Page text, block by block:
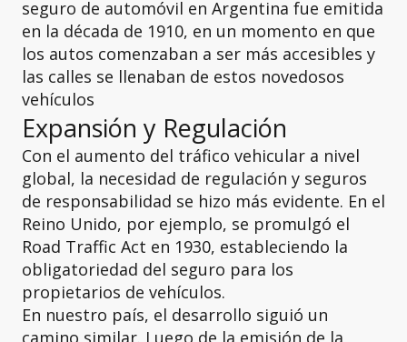
seguro de automóvil en Argentina fue emitida
en la década de 1910, en un momento en que
los autos comenzaban a ser más accesibles y
las calles se llenaban de estos novedosos
vehículos
Expansión y Regulación
Con el aumento del tráfico vehicular a nivel
global, la necesidad de regulación y seguros
de responsabilidad se hizo más evidente. En el
Reino Unido, por ejemplo, se promulgó el
Road Traffic Act en 1930, estableciendo la
obligatoriedad del seguro para los
propietarios de vehículos.
En nuestro país, el desarrollo siguió un
camino similar. Luego de la emisión de la